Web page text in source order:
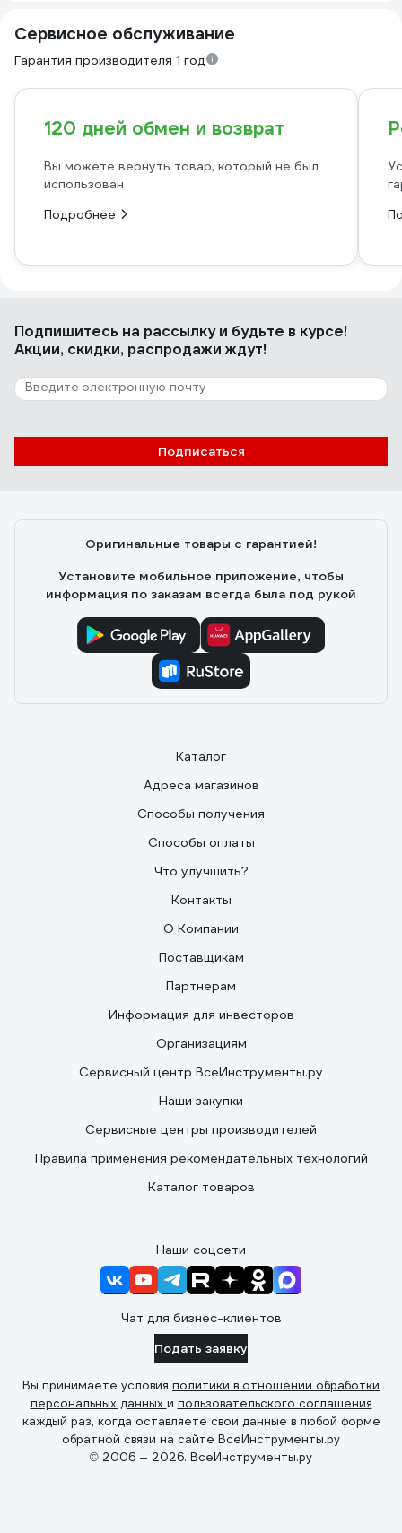
Сервисное обслуживание
Гарантия производителя 1 год
120 дней обмен и возврат
Вы можете вернуть товар, который не был
использован
Подробнее
Подпишитесь на рассылкуи будьте в курсе!
Акции, скидки, распродажи ждут!
Подписаться
Оригинальные товары с гарантией!
Установите мобильное приложение, чтобы
информация по заказам всегда была под рукой
Каталог
Адреса магазинов
Способы получения
Способы оплаты
Что улучшить?
Контакты
О Компании
Поставщикам
Партнерам
Информация для инвесторов
Организациям
Сервисный центр ВсеИнструменты.ру
Наши закупки
Сервисные центры производителей
Правила применения рекомендательных технологий
Каталог товаров
Наши соцсети
Чат для бизнес-клиентов
Подать заявку
Вы принимаете условия политики в отношении обработки
персональных данных и пользовательского соглашения
каждый раз, когда оставляете свои данные в любой форме
обратной связи на сайте ВсеИнструменты.ру
© 2006 — 2026. ВсеИнструменты.ру